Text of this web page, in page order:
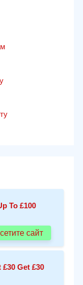
To £100
сайт
£30 Get £30